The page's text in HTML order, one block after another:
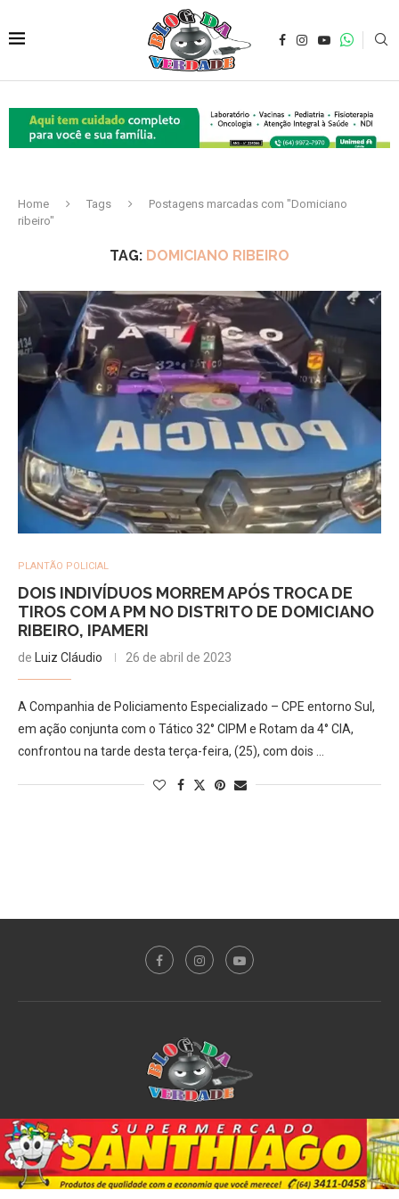
Home Tags
Postagens marcadas com "Domiciano
ribeiro"
TAG: DOMICIANO RIBEIRO
PLANTÃO POLICIAL
DOIS INDIVÍDUOS MORREM APÓS TROCA DE
TIROS COM A PM NO DISTRITO DE DOMICIANO
RIBEIRO, IPAMERI
de Luiz Cláudio 26 de abril de 2023
A Companhia de Policiamento Especializado – CPE entorno Sul,
em ação conjunta com o Tático 32° CIPM e Rotam da 4° CIA,
confrontou na tarde desta terça-feira, (25), com dois …
Sobre o Blog Notícias Plantão Policial Acidente
Política
Esporte
@2020 - All Right Reserved. Designed and Developed byPortalDev